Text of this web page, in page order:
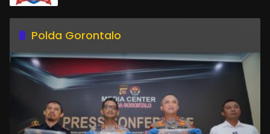
Polda Gorontalo